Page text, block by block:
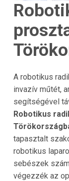
A robotikus
invazív műtét,
segítségével
Robotikus
tapasztalt
robotikus
sebészek
végezzék az